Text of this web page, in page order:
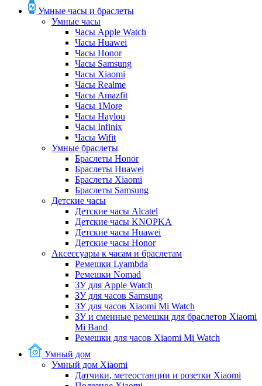
Умные часы и браслеты
Умные часы
Часы Apple Watch
Часы Huawei
Часы Honor
Часы Samsung
Часы Xiaomi
Часы Realme
Часы Amazfit
Часы 1More
Часы Haylou
Часы Infinix
Часы Wifit
Умные браслеты
Браслеты Honor
Браслеты Huawei
Браслеты Xiaomi
Браслеты Samsung
Детские часы
Детские часы Alcatel
Детские часы KNOPKA
Детские часы Huawei
Детские часы Honor
Аксессуары к часам и браслетам
Ремешки Lyambda
Ремешки Nomad
ЗУ для Apple Watch
ЗУ для часов Samsung
ЗУ для часов Xiaomi Mi Watch
ЗУ и сменные ремешки для браслетов Xiaomi
Mi Band
Ремешки для часов Xiaomi Mi Watch
Умный дом
Умный дом Xiaomi
Датчики, метеостанции и розетки Xiaomi